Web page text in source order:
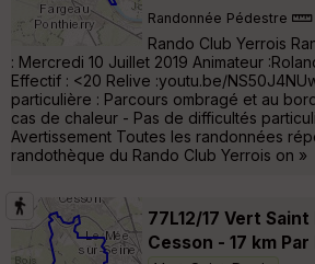
Randonnée Pédestre
Rando Club Yerrois
: Mercredi 10 Juillet 2019 Animateur
Effectif : <20 Relive :youtu.be/
particulière : Parcours ombragé et au
cas de chaleur - Pas de difficultés
Avertissement Toutes les randonnées
randothèque du Rando Club Yerrois on »
77L12/17 Vert
Cesson - 17 km Par